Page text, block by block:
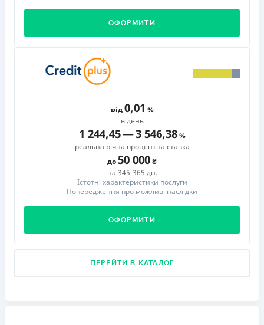
ОФОРМИТИ
від0,01
в день
1 244,45—3 546,38
реальна річна процентна ставка
до50 000
на 345-365 дн.
Істотні характеристики послуги
Попередження про можливі наслідки
ОФОРМИТИ
ПЕРЕЙТИ В КАТАЛОГ